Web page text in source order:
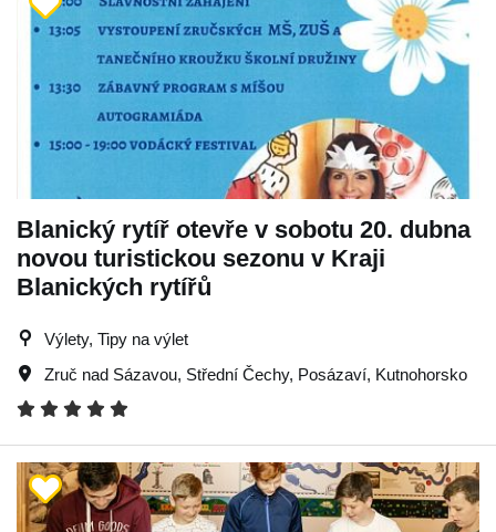
Blanický rytíř otevře v sobotu 20. dubna
novou turistickou sezonu v Kraji
Blanických rytířů
Výlety, Tipy na výlet
Zruč nad Sázavou, Střední Čechy, Posázaví, Kutnohorsko